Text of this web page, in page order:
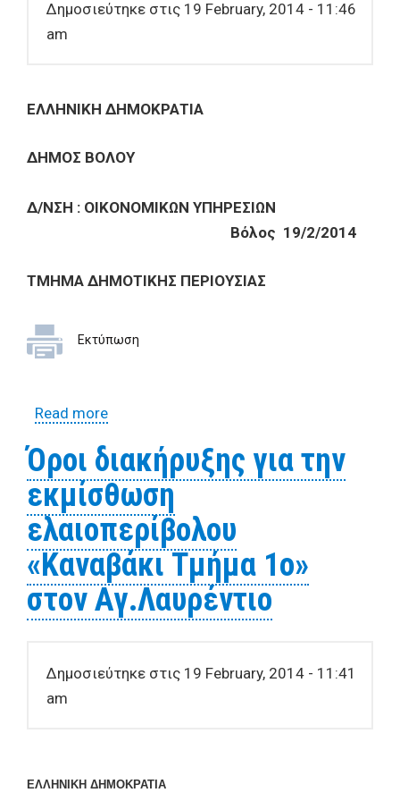
Δημοσιεύτηκε στις 19 February, 2014 - 11:46
am
ΕΛΛΗΝΙΚΗ ΔΗΜΟΚΡΑΤΙΑ
ΔΗΜΟΣ ΒΟΛΟΥ
Δ/ΝΣΗ : ΟΙΚΟΝΟΜΙΚΩΝ ΥΠΗΡΕΣΙΩΝ
Βόλος 19/2/2014
ΤΜΗΜΑ ΔΗΜΟΤΙΚΗΣ ΠΕΡΙΟΥΣΙΑΣ
Εκτύπωση
Read moreabout Όροι διακήρυξης δημοπρασίας για
«Κουτράχι» της Τοπικής Κοινότητας
Αγίου Λαυρεντίου
Όροι διακήρυξης για την
εκμίσθωση
ελαιοπερίβολου
«Καναβάκι Τμήμα 1ο»
στον Αγ.Λαυρέντιο
Δημοσιεύτηκε στις 19 February, 2014 - 11:41
am
ΕΛΛΗΝΙΚΗ ΔΗΜΟΚΡΑΤΙΑ